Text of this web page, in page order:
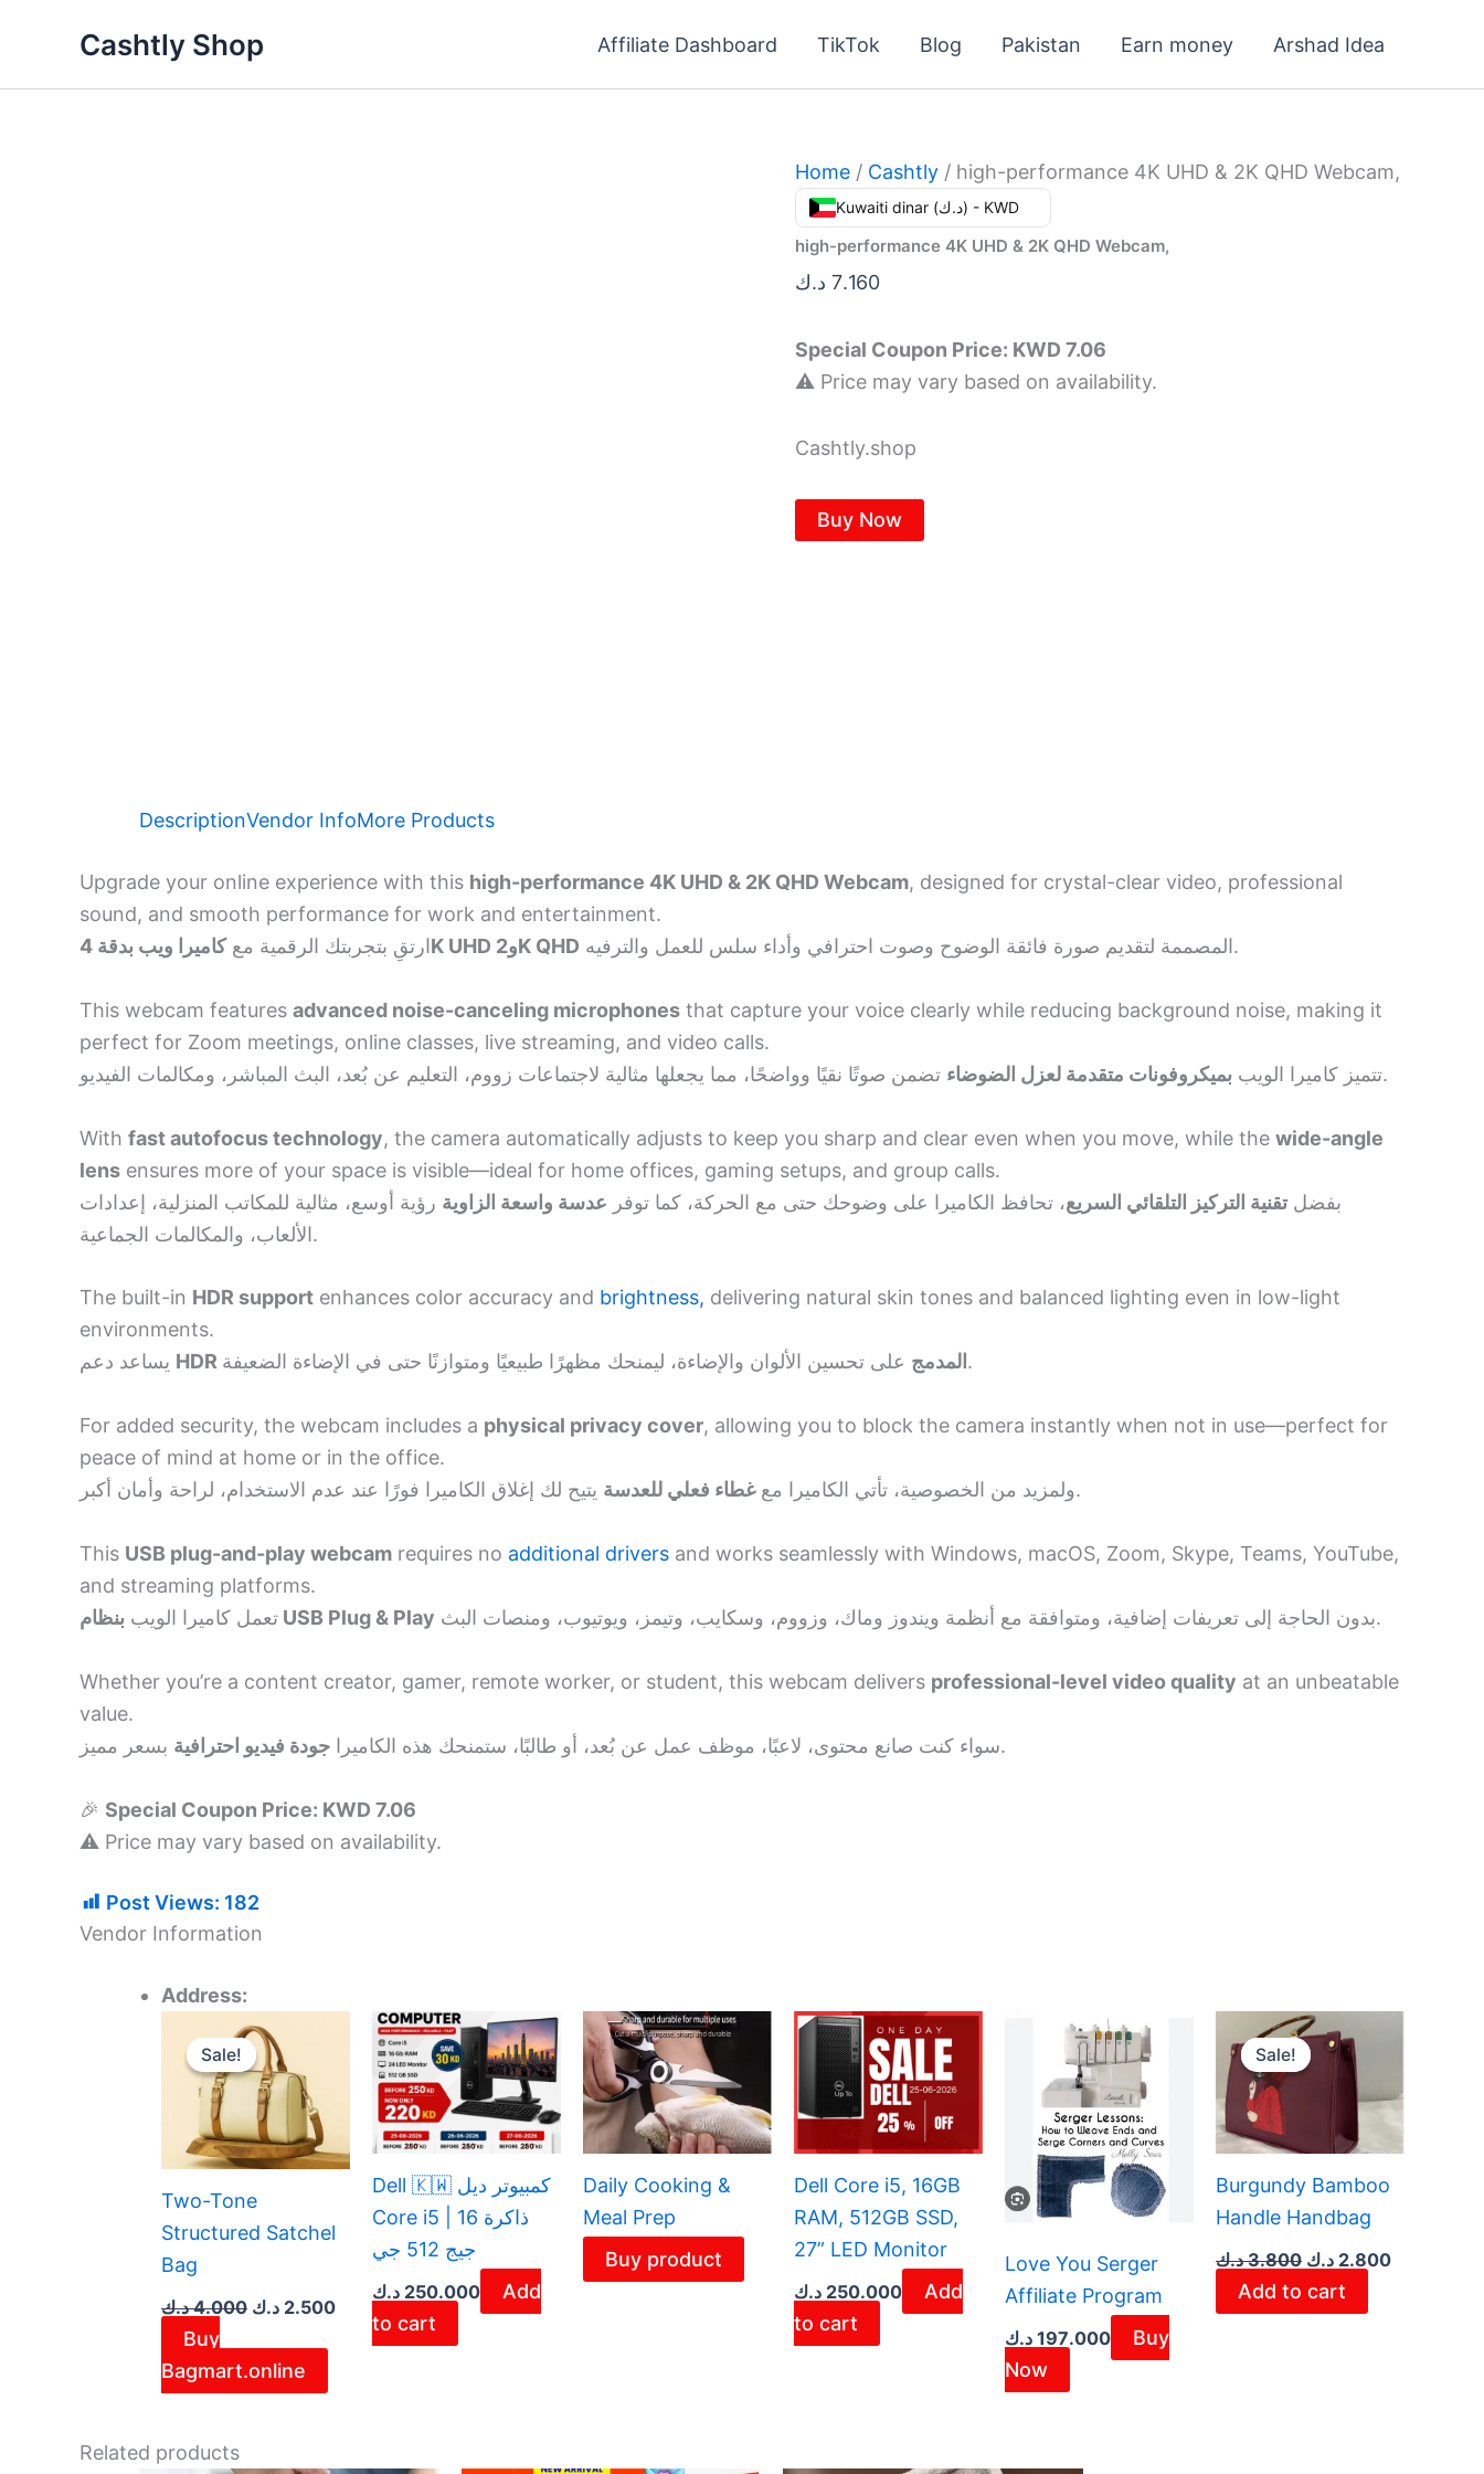
Cashtly Shop Affiliate Dashboard TikTok Blog Pakistan Earn money Arshad Idea
Home / Cashtly / high-performance 4K UHD & 2K QHD Webcam,
Kuwaiti dinar (د.ك) - KWD
high-performance 4K UHD & 2K QHD Webcam,
7.160 د.ك
Special Coupon Price: KWD 7.06
⚠️ Price may vary based on availability.
Cashtly.shop
Buy Now
DescriptionVendor InfoMore Products
Upgrade your online experience with this high-performance 4K UHD & 2K QHD Webcam, designed for crystal-clear video, professional
sound, and smooth performance for work and entertainment.
ارتقِ بتجربتك الرقمية مع
كاميرا ويب بدقة 4K UHD و2K QHD المصممة لتقديم صورة فائقة الوضوح وصوت احترافي وأداء سلس للعمل والترفيه.
This webcam features advanced noise-canceling microphones that capture your voice clearly while reducing background noise, making it
perfect for Zoom meetings, online classes, live streaming, and video calls.
تتميز كاميرا الويب بميكروفونات متقدمة لعزل الضوضاء تضمن صوتًا نقيًا وواضحًا، مما يجعلها مثالية لاجتماعات زووم، التعليم عن بُعد، البث المباشر، ومكالمات الفيديو.
With fast autofocus technology, the camera automatically adjusts to keep you sharp and clear even when you move, while the wide-angle
lens ensures more of your space is visible—ideal for home offices, gaming setups, and group calls.
بفضل تقنية التركيز التلقائي السريع، تحافظ الكاميرا على وضوحك حتى مع الحركة، كما توفر عدسة واسعة الزاوية رؤية أوسع، مثالية للمكاتب المنزلية، إعدادات
الألعاب، والمكالمات الجماعية.
The built-in HDR support enhances color accuracy and brightness, delivering natural skin tones and balanced lighting even in low-light
environments.
HDR المدمج على تحسين الألوان والإضاءة، ليمنحك مظهرًا طبيعيًا ومتوازنًا حتى في الإضاءة الضعيفة.
For added security, the webcam includes a physical privacy cover, allowing you to block the camera instantly when not in use—perfect for
peace of mind at home or in the office.
ولمزيد من الخصوصية، تأتي الكاميرا معغطاء فعلي للعدسة يتيح لك إغلاق الكاميرا فورًا عند عدم الاستخدام، لراحة وأمان أكبر.
This USB plug-and-play webcam requires no additional drivers and works seamlessly with Windows, macOS, Zoom, Skype, Teams, YouTube,
and streaming platforms.
تعمل كاميرا الويب بنظام USB Plug & Play بدون الحاجة إلى تعريفات إضافية، ومتوافقة مع أنظمة ويندوز وماك، وزووم، وسكايب، وتيمز، ويوتيوب، ومنصات البث.
Whether you’re a content creator, gamer, remote worker, or student, this webcam delivers professional-level video quality at an unbeatable
value.
سواء كنت صانع محتوى، لاعبًا، موظف عمل عن بُعد، أو طالبًا، ستمنحك هذه الكاميرا جودة فيديو احترافية بسعر مميز.
🎉 Special Coupon Price: KWD 7.06
⚠️ Price may vary based on availability.
Post Views: 182
Vendor Information
Address:
Sale!
Sale!
Two-Tone
Structured Satchel
Bag
4.000 د.ك
Original
price
was:
2.500 د.ك
Current
price
2.500 د.ك.
Buy
Bagmart.online
Dell 🇰🇼 كمبيوتر ديل
Core i5 | ذاكرة 16
جيج 512 جي
250.000 د.ك
Add
to cart
Daily Cooking &
Meal Prep
Buy product
Dell Core i5, 16GB
RAM, 512GB SSD,
27” LED Monitor
250.000 د.ك
Add
to cart
Love You Serger
Affiliate Program
197.000 د.ك
Buy
Now
Sale!
Sale!
Burgundy Bamboo
Handle Handbag
3.800 د.ك
Original
price
was:
2.800 د.ك
Add to cart
Related products